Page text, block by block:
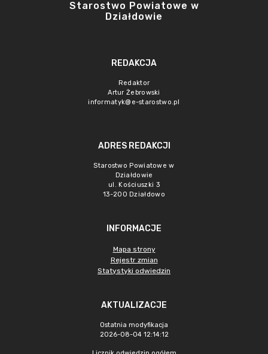
Starostwo Powiatowe w
Działdowie
REDAKCJA
Redaktor
Artur Żebrowski
informatyk@e-starostwo.pl
ADRES REDAKCJI
Starostwo Powiatowe w
Działdowie
ul. Kościuszki 3
13-200 Działdowo
INFORMACJE
Mapa strony
Rejestr zmian
Statystyki odwiedzin
AKTUALIZACJE
Ostatnia modyfikacja
2026-08-04 12:14:12